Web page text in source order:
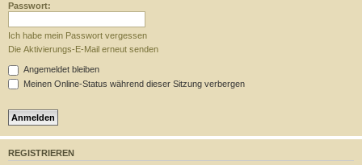
Passwort:
Ich habe mein Passwort vergessen
Die Aktivierungs-E-Mail erneut senden
Angemeldet bleiben
Meinen Online-Status während dieser Sitzung verbergen
REGISTRIEREN